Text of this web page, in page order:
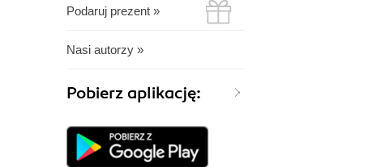
Podaruj prezent »
Nasi autorzy »
Pobierz aplikację: